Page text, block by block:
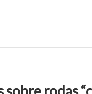
sobre rodas